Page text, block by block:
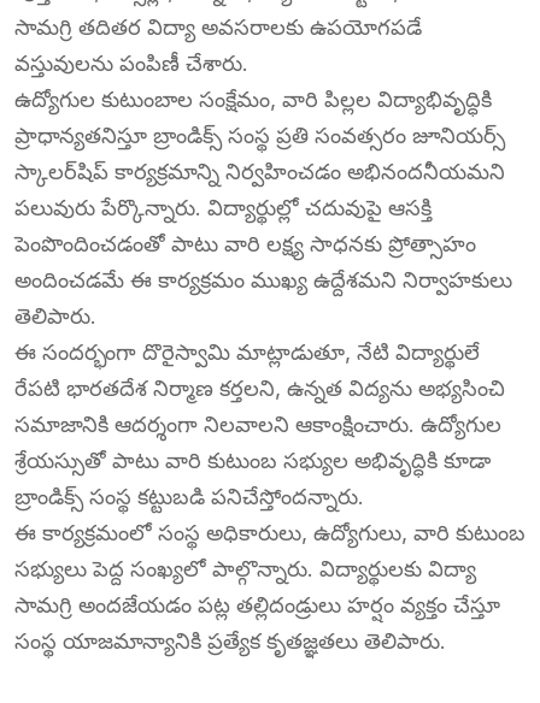
సామగ్రి తదితర విద్యా అవసరాలకు ఉపయోగపడే
వస్తువులను పంపిణీ చేశారు.
ఉద్యోగుల కుటుంబాల సంక్షేమం, వారి పిల్లల విద్యాభివృద్ధికి
ప్రాధాన్యతనిస్తూ బ్రాండిక్స్ సంస్థ ప్రతి సంవత్సరం జూనియర్స్
స్కాలర్‌షిప్ కార్యక్రమాన్ని నిర్వహించడం అభినందనీయమని
పలువురు పేర్కొన్నారు. విద్యార్థుల్లో చదువుపై ఆసక్తి
పెంపొందించడంతో పాటు వారి లక్ష్య సాధనకు ప్రోత్సాహం
అందించడమే ఈ కార్యక్రమం ముఖ్య ఉద్దేశమని నిర్వాహకులు
తెలిపారు.
ఈ సందర్భంగా దొరైస్వామి మాట్లాడుతూ, నేటి విద్యార్థులే
రేపటి భారతదేశ నిర్మాణ కర్తలని, ఉన్నత విద్యను అభ్యసించి
సమాజానికి ఆదర్శంగా నిలవాలని ఆకాంక్షించారు. ఉద్యోగుల
శ్రేయస్సుతో పాటు వారి కుటుంబ సభ్యుల అభివృద్ధికి కూడా
బ్రాండిక్స్ సంస్థ కట్టుబడి పనిచేస్తోందన్నారు.
ఈ కార్యక్రమంలో సంస్థ అధికారులు, ఉద్యోగులు, వారి కుటుంబ
సభ్యులు పెద్ద సంఖ్యలో పాల్గొన్నారు. విద్యార్థులకు విద్యా
సామగ్రి అందజేయడం పట్ల తల్లిదండ్రులు హర్షం వ్యక్తం చేస్తూ
సంస్థ యాజమాన్యానికి ప్రత్యేక కృతజ్ఞతలు తెలిపారు.